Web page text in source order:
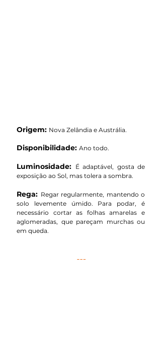
Origem: Nova Zelândia e Austrália.
Disponibilidade: Ano todo.
Luminosidade: É adaptável, gosta de
exposição ao Sol, mas tolera a sombra.
Rega: Regar regularmente, mantendo o
solo levemente úmido. Para podar, é
necessário cortar as folhas amarelas e
aglomeradas, que pareçam murchas ou
em queda.